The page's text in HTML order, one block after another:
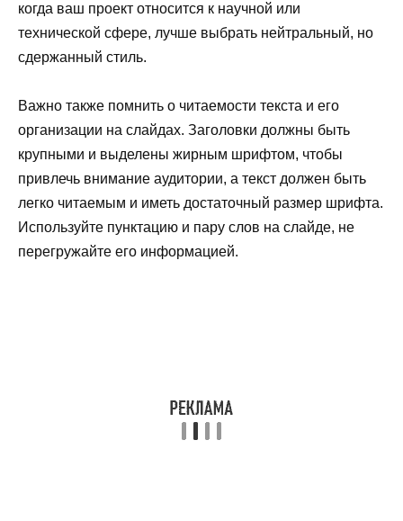
когда ваш проект относится к научной или
технической сфере, лучше выбрать нейтральный, но
сдержанный стиль.
Важно также помнить о читаемости текста и его
организации на слайдах. Заголовки должны быть
крупными и выделены жирным шрифтом, чтобы
привлечь внимание аудитории, а текст должен быть
легко читаемым и иметь достаточный размер шрифта.
Используйте пунктацию и пару слов на слайде, не
перегружайте его информацией.